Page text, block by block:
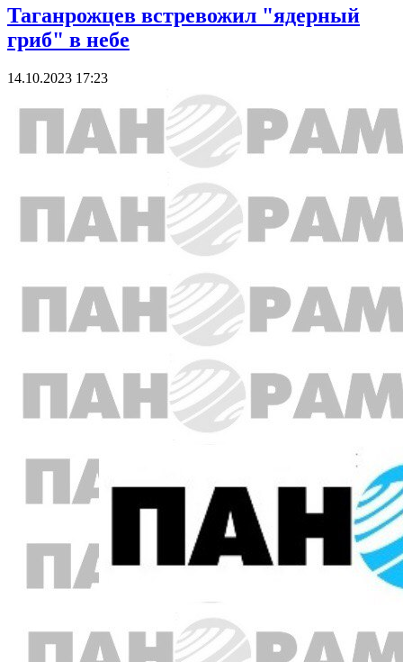
Таганрожцев встревожил "ядерный
гриб" в небе
14.10.2023 17:23